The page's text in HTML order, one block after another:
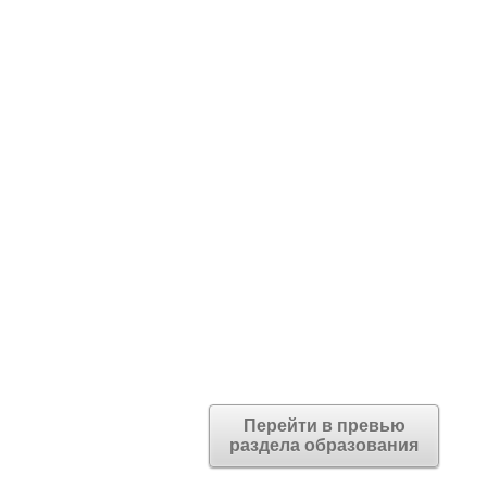
Перейти в превью
раздела образования